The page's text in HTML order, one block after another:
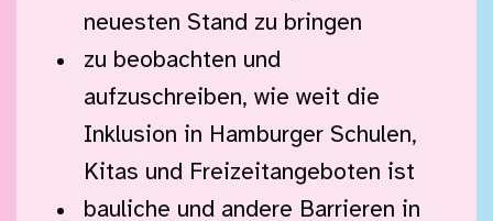
neuesten Stand zu bringen
zu beobachten und
aufzuschreiben, wie weit die
Inklusion in Hamburger Schulen,
Kitas und Freizeitangeboten ist
bauliche und andere Barrieren in